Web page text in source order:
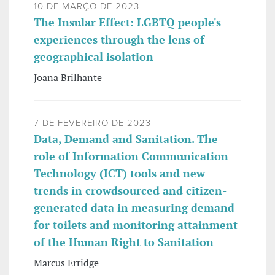
10 DE MARÇO DE 2023
The Insular Effect: LGBTQ people's
experiences through the lens of
geographical isolation
Joana Brilhante
7 DE FEVEREIRO DE 2023
Data, Demand and Sanitation. The
role of Information Communication
Technology (ICT) tools and new
trends in crowdsourced and citizen-
generated data in measuring demand
for toilets and monitoring attainment
of the Human Right to Sanitation
Marcus Erridge